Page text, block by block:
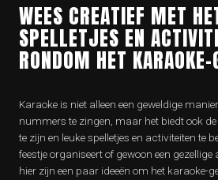
WEES CREATIEF MET
SPELLETJES EN
RONDOM HET KARAOKE-
Karaoke is niet alleen een geweldige
nummers te zingen, maar het biedt ook
te zijn en leuke spelletjes en activiteiten te
feestje organiseert of gewoon een
hier zijn een paar ideeën om het karaoke-